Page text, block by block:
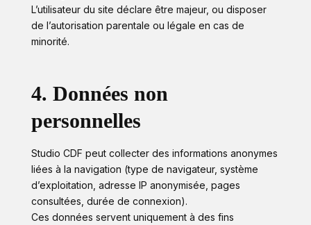
L’utilisateur du site déclare être majeur, ou disposer
de l’autorisation parentale ou légale en cas de
minorité.
4. Données non
personnelles
Studio CDF peut collecter des informations anonymes
liées à la navigation (type de navigateur, système
d’exploitation, adresse IP anonymisée, pages
consultées, durée de connexion).
Ces données servent uniquement à des fins